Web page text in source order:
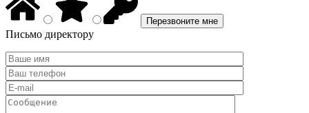
Письмо директору